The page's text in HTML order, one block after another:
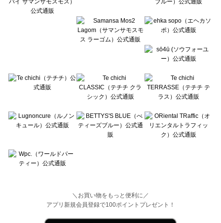
Wpc.（ワールドパーティー）の一覧
＼お買い物をもっと便利に／
アプリ新規会員登録で100ポイントプレゼント！